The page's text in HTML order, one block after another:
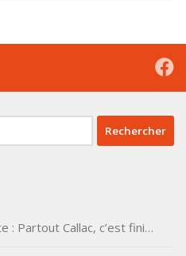
: Partout Callac, c’est fini…